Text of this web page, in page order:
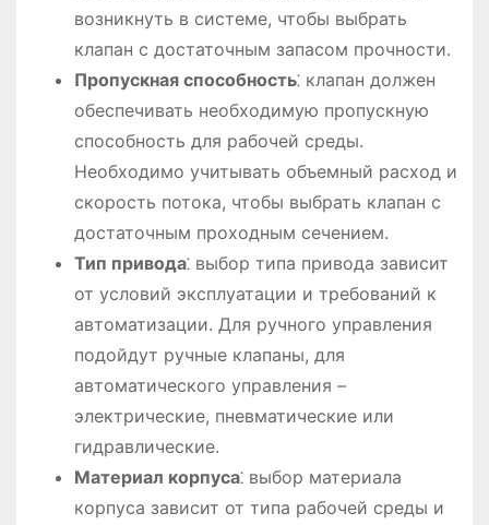
возникнуть в системе, чтобы выбрать
клапан с достаточным запасом прочности.
Пропускная способность⁚ клапан должен
обеспечивать необходимую пропускную
способность для рабочей среды.
Необходимо учитывать объемный расход и
скорость потока, чтобы выбрать клапан с
достаточным проходным сечением.
Тип привода⁚ выбор типа привода зависит
от условий эксплуатации и требований к
автоматизации. Для ручного управления
подойдут ручные клапаны, для
автоматического управления –
электрические, пневматические или
гидравлические.
Материал корпуса⁚ выбор материала
корпуса зависит от типа рабочей среды и